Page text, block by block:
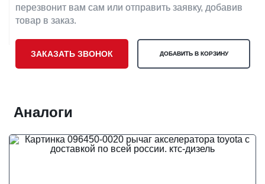
перезвонит вам сам или отправить заявку, добавив
товар в заказ.
ЗАКАЗАТЬ ЗВОНОК ДОБАВИТЬ В КОРЗИНУ
Аналоги